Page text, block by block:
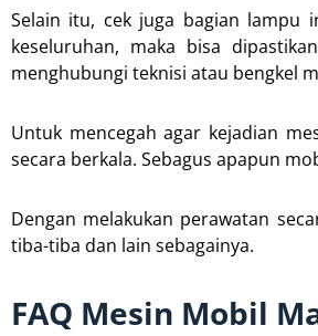
Selain itu, cek juga bagian lampu
keseluruhan, maka bisa
menghubungi teknisi atau bengkel
Untuk mencegah agar kejadian
secara berkala. Sebagus apapun
Dengan melakukan perawatan
tiba-tiba dan lain sebagainya.
FAQ Mesin Mobil